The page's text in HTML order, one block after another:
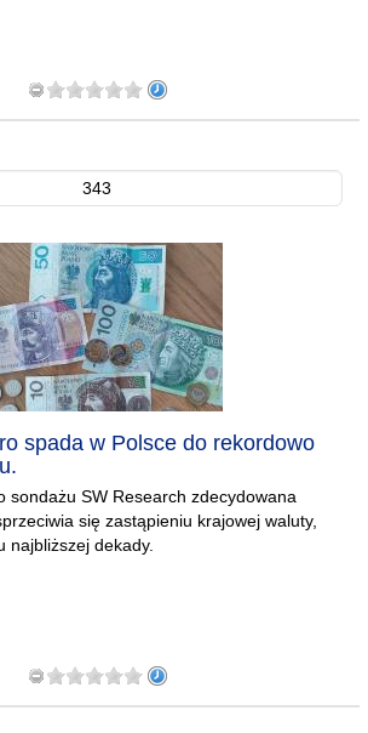
343
spada w Polsce do rekordowo
sondażu SW Research zdecydowana
się zastąpieniu krajowej waluty,
najbliższej dekady.